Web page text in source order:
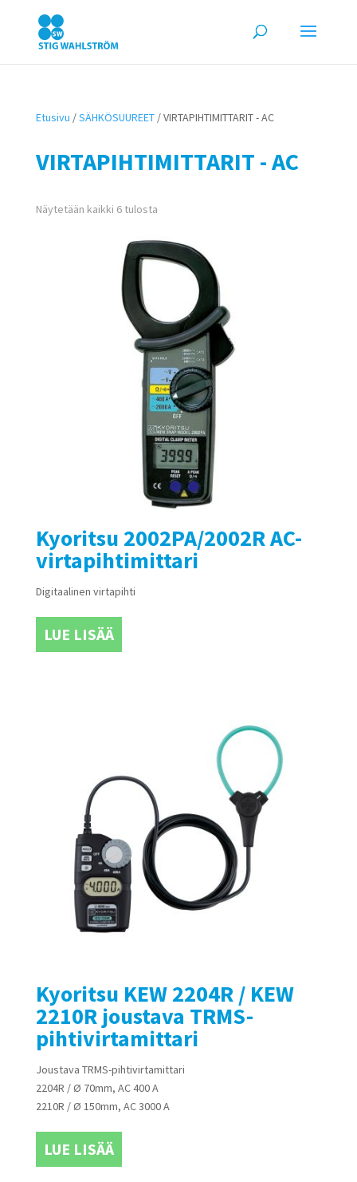
Etusivu /SÄHKÖSUUREET/ VIRTAPIHTIMITTARIT - AC
VIRTAPIHTIMITTARIT - AC
Näytetään kaikki 6 tulosta
Kyoritsu 2002PA/2002R AC-
virtapihtimittari
Digitaalinen virtapihti
LUE LISÄÄ
Kyoritsu KEW 2204R / KEW
2210R joustava TRMS-
pihtivirtamittari
Joustava TRMS-pihtivirtamittari
2204R / Ø 70mm, AC 400 A
2210R / Ø 150mm, AC 3000 A
LUE LISÄÄ